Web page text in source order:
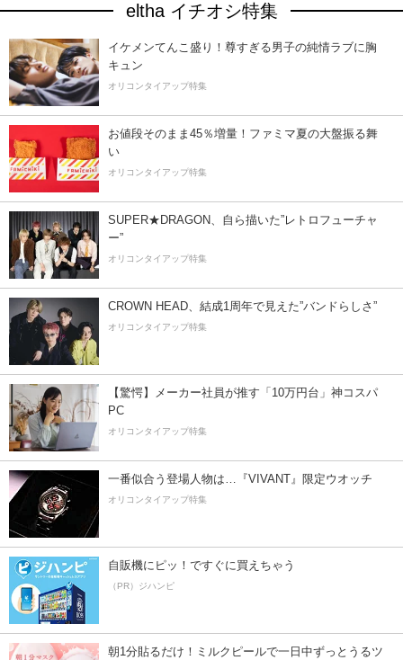
eltha イチオシ特集
イケメンてんこ盛り！尊すぎる男子の純情ラブに胸
キュン
オリコンタイアップ特集
お値段そのまま45％増量！ファミマ夏の大盤振る舞
い
オリコンタイアップ特集
SUPER★DRAGON、自ら描いた”レトロフューチャ
ー”
オリコンタイアップ特集
CROWN HEAD、結成1周年で見えた”バンドらしさ”
オリコンタイアップ特集
【驚愕】メーカー社員が推す「10万円台」神コスパ
PC
オリコンタイアップ特集
一番似合う登場人物は…『VIVANT』限定ウオッチ
オリコンタイアップ特集
自販機にピッ！ですぐに買えちゃう
（PR）ジハンピ
朝1分貼るだけ！ミルクピールで一日中ずっとうるツ